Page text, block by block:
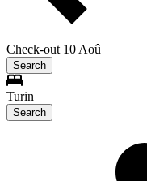
Check-out 10 Aoû
Search
Turin
Search